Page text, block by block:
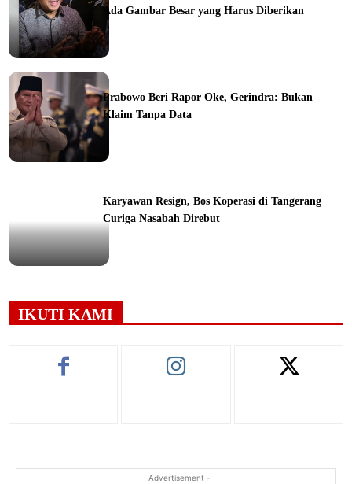
Ada Gambar Besar yang Harus Diberikan
Prabowo Beri Rapor Oke, Gerindra: Bukan
Klaim Tanpa Data
Karyawan Resign, Bos Koperasi di Tangerang
Curiga Nasabah Direbut
IKUTI KAMI
- Advertisement -